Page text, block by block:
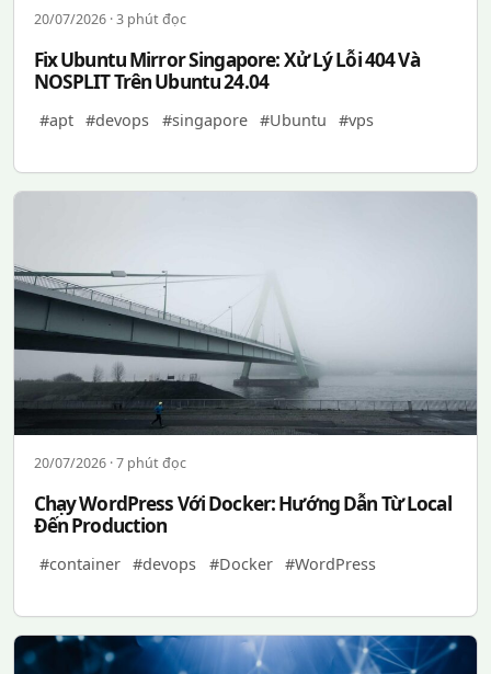
20/07/2026 · 3 phút đọc
Fix Ubuntu Mirror Singapore: Xử Lý Lỗi 404 Và
NOSPLIT Trên Ubuntu 24.04
#apt #devops #singapore #Ubuntu #vps
20/07/2026 · 7 phút đọc
Chạy WordPress Với Docker: Hướng Dẫn Từ Local
Đến Production
#container #devops #Docker #WordPress